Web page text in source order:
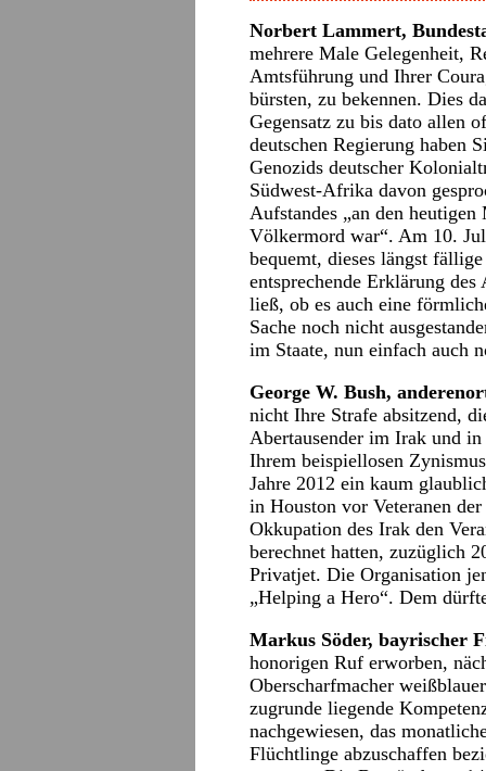
Norbert Lammert,
mehrere Male Gelegenheit,
Amtsführung und Ihrer
bürsten, zu bekennen. Dies
Gegensatz zu bis dato allen
deutschen Regierung haben
Genozids deutscher
Südwest-Afrika davon
Aufstandes „an den heutigen
Völkermord war“. Am 10.
bequemt, dieses längst
entsprechende Erklärung
ließ, ob es auch eine
Sache noch nicht
im Staate, nun einfach auch
George W. Bush,
nicht Ihre Strafe absitzend,
Abertausender im Irak und
Ihrem beispiellosen
Jahre 2012 ein kaum
in Houston vor Veteranen
Okkupation des Irak den
berechnet hatten, zuzüglich
Privatjet. Die Organisation
„Helping a Hero“. Dem
Markus Söder, bayrischer
honorigen Ruf erworben,
Oberscharfmacher
zugrunde liegende
nachgewiesen, das
Flüchtlinge abzuschaffen